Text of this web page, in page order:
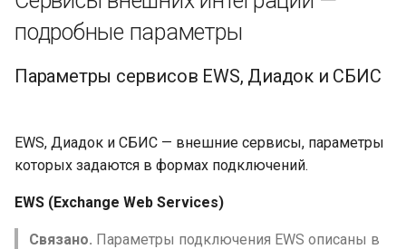
подробные параметры
Параметры сервисов EWS, Диадок и СБИС
EWS, Диадок и СБИС — внешние сервисы, параметры
которых задаются в формах подключений.
EWS (Exchange Web Services)
Связано. Параметры подключения EWS описаны в